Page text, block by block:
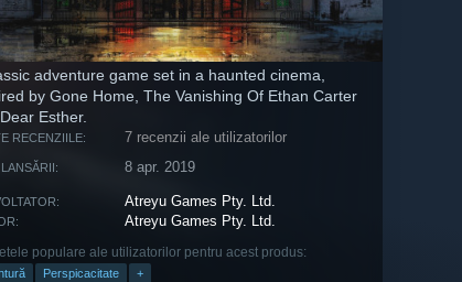
adventure game set in a haunted cinema,
by Gone Home, The Vanishing Of Ethan Carter
Esther.
RECENZIILE: 7 recenzii ale utilizatorilor
LANSĂRII: 8 apr. 2019
Atreyu Games Pty. Ltd.
Atreyu Games Pty. Ltd.
populare ale utilizatorilor pentru acest produs:
Perspicacitate +